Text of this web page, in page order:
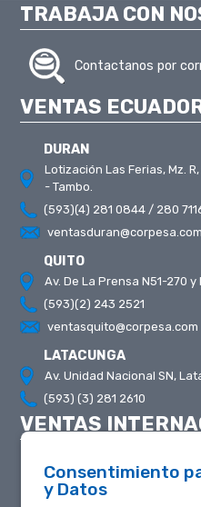
Consentimiento
y Datos
TRABAJA CON
Contactanos por
VENTAS
DURAN
Lotización Las Ferias, Mz.
- Tambo.
(593)(4) 281 0844 / 280
ventasduran@corpesa.com
QUITO
Av. De La Prensa N51-270
(593)(2) 243 2521
ventasquito@corpesa.com
LATACUNGA
Av. Unidad Nacional SN,
(593) (3) 281 2610
VENTAS
Lotización Las Ferias, Mz.
Durán - Tambo.